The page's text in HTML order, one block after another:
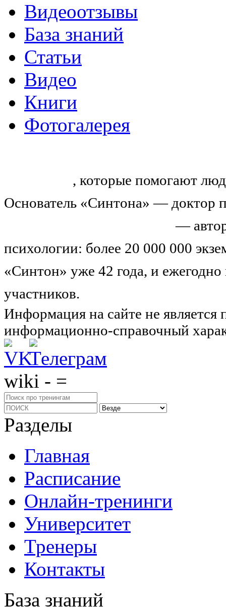
Видеоотзывы
База знаний
Статьи
Видео
Книги
Фотогалерея
, которые помогают
Основатель «Синтона» — доктор
—
психологии: более 20 000 000
«Синтон» уже 42 года, и
участников.
Информация на сайте не
информационно-справочный
wiki - =
Разделы
Главная
Расписание
Онлайн-тренинги
Университет
Тренеры
Контакты
База знаний